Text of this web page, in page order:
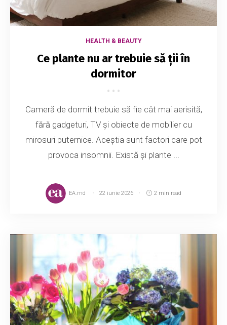
HEALTH & BEAUTY
Ce plante nu ar trebuie să ții în
dormitor
Cameră de dormit trebuie să fie cât mai aerisită,
fără gadgeturi, TV și obiecte de mobilier cu
mirosuri puternice. Aceștia sunt factori care pot
provoca insomnii. Există și plante ...
EA.md 22 iunie 2026 2 min read